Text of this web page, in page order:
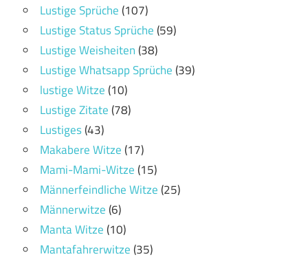
Lustige Sprüche(107)
Lustige Status Sprüche(59)
Lustige Weisheiten(38)
Lustige Whatsapp Sprüche(39)
lustige Witze(10)
Lustige Zitate(78)
Lustiges(43)
Makabere Witze(17)
Mami-Mami-Witze(15)
Männerfeindliche Witze(25)
Männerwitze(6)
Manta Witze(10)
Mantafahrerwitze(35)